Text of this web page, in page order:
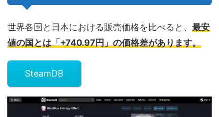
世界各国と日本における販売価格を比べると、 最安
値の国とは「+740.97円」の価格差があります。
SteamDB